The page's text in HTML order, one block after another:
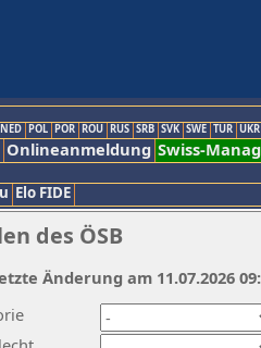
NED POL POR ROU RUS SRB SVK SWE TUR UKR
Onlineanmeldung Swiss-
Elo FIDE
des ÖSB
Änderung am 11.07.2026